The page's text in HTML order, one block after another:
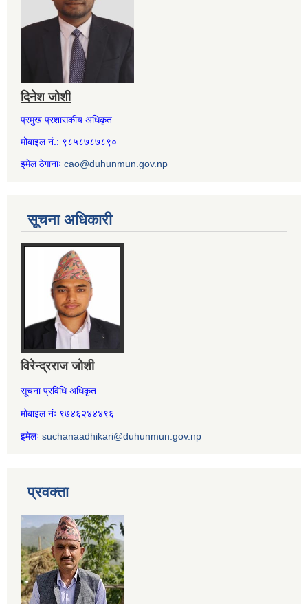
दिनेश जोशी
प्रमुख प्रशासकीय अधिकृत
मोबाइल नं.: ९८५८७८७८९०
इमेल ठेगानाः cao@duhunmun.gov.np
सूचना अधिकारी
विरेन्द्रराज जोशी
सूचना प्रविधि अधिकृत
मोबाइल नंः ९७४६२४४४९६
इमेलः suchanaadhikari@duhunmun.gov.np
प्रवक्ता